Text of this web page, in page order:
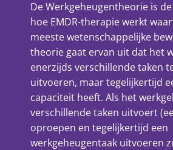
De Werkgeheugentheorie is
hoe EMDR-therapie werkt
meeste wetenschappelijke
theorie gaat ervan uit dat het
enerzijds verschillende taken
uitvoeren, maar tegelijkertijd
capaciteit heeft. Als het
verschillende taken uitvoert
oproepen en tegelijkertijd een
werkgeheugentaak uitvoeren